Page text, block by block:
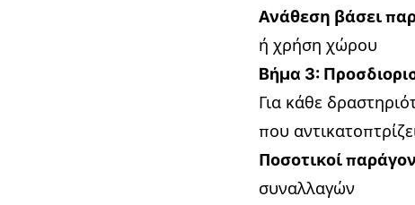
Ανάθεση βάσει
ή χρήση χώρου
Βήμα 3:
Για κάθε
που
Ποσοτικοί
συναλλαγών